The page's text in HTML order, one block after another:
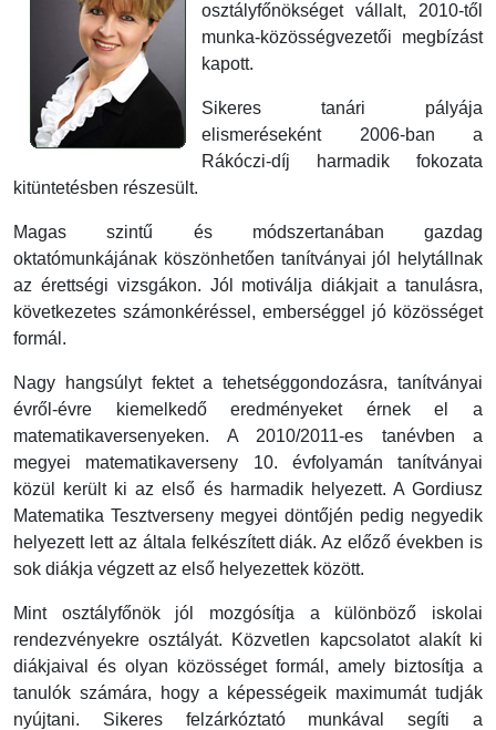
osztályfőnökséget vállalt, 2010-től
munka-közösségvezetői megbízást
kapott.
Sikeres tanári pályája
elismeréseként 2006-ban a
Rákóczi-díj harmadik fokozata
kitüntetésben részesült.
Magas szintű és módszertanában gazdag
oktatómunkájának köszönhetően tanítványai jól helytállnak
az érettségi vizsgákon. Jól motiválja diákjait a tanulásra,
következetes számonkéréssel, emberséggel jó közösséget
formál.
Nagy hangsúlyt fektet a tehetséggondozásra, tanítványai
évről-évre kiemelkedő eredményeket érnek el a
matematikaversenyeken. A 2010/2011-es tanévben a
megyei matematikaverseny 10. évfolyamán tanítványai
közül került ki az első és harmadik helyezett. A Gordiusz
Matematika Tesztverseny megyei döntőjén pedig negyedik
helyezett lett az általa felkészített diák. Az előző években is
sok diákja végzett az első helyezettek között.
Mint osztályfőnök jól mozgósítja a különböző iskolai
rendezvényekre osztályát. Közvetlen kapcsolatot alakít ki
diákjaival és olyan közösséget formál, amely biztosítja a
tanulók számára, hogy a képességeik maximumát tudják
nyújtani. Sikeres felzárkóztató munkával segíti a